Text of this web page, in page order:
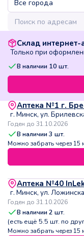
Склад интернет-
Только при
В наличии 10 шт.
Аптека №1 г.
г. Минск, ул.
Годен до 31.10.2026
В наличии3 шт.
Можно забрать через 15
Аптека №40
г. Минск, ул.
Годен до 31.10.2026
В наличии2 шт.
(есть ещё 5.5 шт. по
Можно забрать через 15